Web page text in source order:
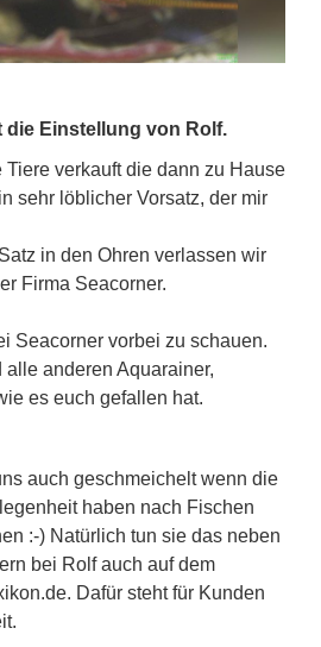
die Einstellung von Rolf.
Tiere verkauft die dann zu Hause
sehr löblicher Vorsatz, der mir
in den Ohren verlassen wir
Firma Seacorner.
Seacorner vorbei zu schauen.
anderen Aquarainer,
es euch gefallen hat.
auch geschmeichelt wenn die
haben nach Fischen
:-) Natürlich tun sie das neben
bei Rolf auch auf dem
Dafür steht für Kunden